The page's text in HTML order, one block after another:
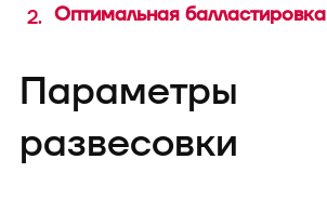
Оптимальная балластировка
Параметры
развесовки